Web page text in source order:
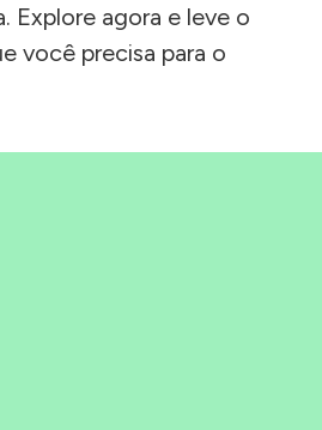
Explore agora e leve o
você precisa para o